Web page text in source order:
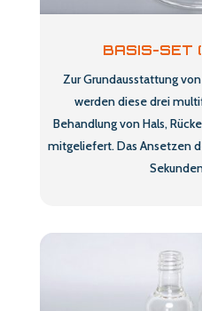
BASIS-SET
Zur Grundausstattung
werden diese drei
Behandlung von Hals,
mitgeliefert. Das Ansetzen